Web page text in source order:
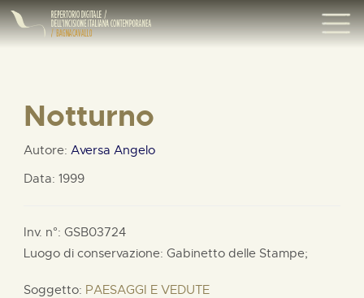
Notturno
Autore: Aversa Angelo
Data: 1999
Inv. n°: GSB03724
Luogo di conservazione: Gabinetto delle Stampe;
Soggetto: PAESAGGI E VEDUTE